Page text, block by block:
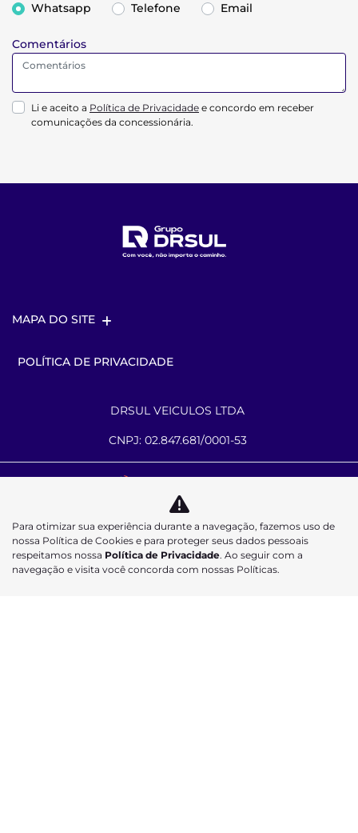
Whatsapp Telefone Email
Comentários
Li e aceito a Política de Privacidade e concordo em receber
comunicações da concessionária.
MAPA DO SITE
POLÍTICA DE PRIVACIDADE
DRSUL VEICULOS LTDA
CNPJ: 02.847.681/0001-53
Desacelere. Seu bem maior é a vida.
Desenvolvido pela DEALERSPACE ® Direitos Reservados.
Para otimizar sua experiência durante a navegação, fazemos uso de
nossa Política de Cookies e para proteger seus dados pessoais
respeitamos nossa Política de Privacidade. Ao seguir com a
navegação e visita você concorda com nossas Políticas.